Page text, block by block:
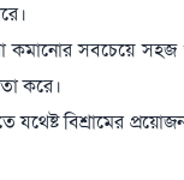
কমানোর সবচেয়ে
করে।
বিশ্রামের